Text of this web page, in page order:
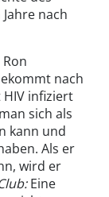
nach
nach
infiziert
sich als
kann und
Als er
wird er
Eine